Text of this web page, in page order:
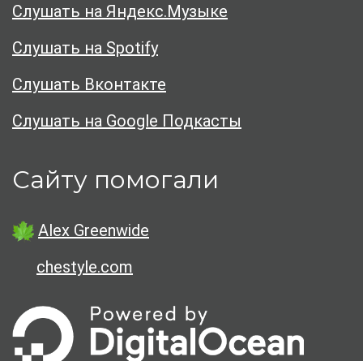
Слушать на Яндекс.Музыке
Слушать на Spotify
Слушать Вконтакте
Слушать на Google Подкасты
Сайту помогали
Alex Greenwide
chestyle.com